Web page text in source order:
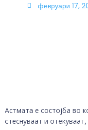
февруари 17,
Астмата е состојба во
стеснуваат и